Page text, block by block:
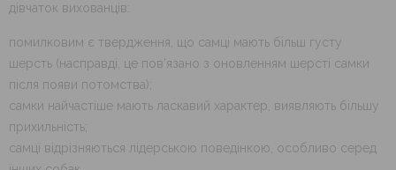
дівчаток вихованців:
помилковим є твердження, що самці мають більш густу
шерсть (насправді, це пов’язано з оновленням шерсті самки
після появи потомства);
самки найчастіше мають ласкавий характер, виявляють більшу
прихильність;
самці відрізняються лідерською поведінкою, особливо серед